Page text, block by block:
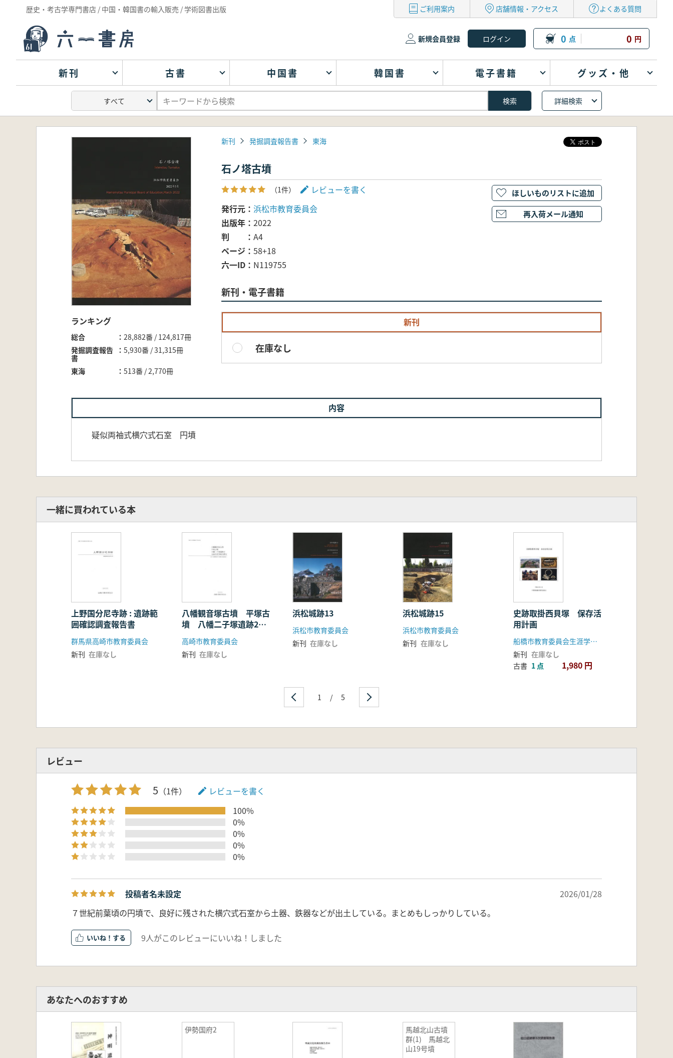
歴史・考古学専門書店 / 中国・韓国書の輸入販売 / 学術図書出版 ご利用案内 店舗情報・アクセス よくある質問
新規会員登録 0 点 0 円
新刊 古書 中国書 韓国書 電子書籍 グッズ・他
詳細検索
ランキング
総合
28,882番 / 124,817冊
発掘調査報告
書
5,930番 / 31,315冊
東海 513番 / 2,770冊
新刊 発掘調査報告書 東海
石ノ塔古墳
（1件）
レビューを書く
発行元
浜松市教育委員会
出版年
2022
判
A4
ページ
58+18
六一ID
N119755
新刊・電子書籍
新刊
在庫なし
ほしいものリストに追加
再入荷メール通知
内容
疑似両袖式横穴式石室 円墳
一緒に買われている本
上野国分尼寺跡 : 遺跡範
囲確認調査報告書
群馬県高崎市教育委員会
新刊 在庫なし
八幡観音塚古墳 平塚古
墳 八幡二子塚遺跡2
元島名将軍塚古墳2
高崎市教育委員会
新刊 在庫なし
浜松城跡13
浜松市教育委員会
新刊 在庫なし
浜松城跡15
浜松市教育委員会
新刊 在庫なし
史跡取掛西貝塚 保存活
用計画
船橋市教育委員会生涯学習部文化課
新刊 在庫なし
古書 1 点 1,980 円
1 / 5
レビュー
5 （1件）
レビューを書く
100%
0%
0%
0%
0%
投稿者名未設定
2026/01/28
７世紀前葉頃の円墳で、良好に残された横穴式石室から土器、鉄器などが出土している。まとめもしっかりしている。
いいね！ 9人がこのレビューにいいね！しました
あなたへのおすすめ
伊勢国府2
馬越北山古墳
群(1) 馬越北
山19号墳